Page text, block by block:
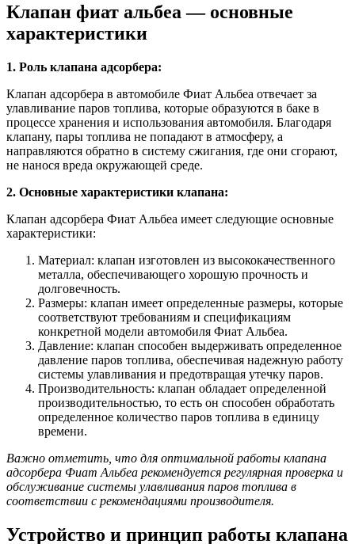
Клапан фиат альбеа — основные
характеристики
1. Роль клапана адсорбера:
Клапан адсорбера в автомобиле Фиат Альбеа отвечает за
улавливание паров топлива, которые образуются в баке в
процессе хранения и использования автомобиля. Благодаря
клапану, пары топлива не попадают в атмосферу, а
направляются обратно в систему сжигания, где они сгорают,
не нанося вреда окружающей среде.
2. Основные характеристики клапана:
Клапан адсорбера Фиат Альбеа имеет следующие основные
характеристики:
Материал: клапан изготовлен из высококачественного
металла, обеспечивающего хорошую прочность и
долговечность.
Размеры: клапан имеет определенные размеры, которые
соответствуют требованиям и спецификациям
конкретной модели автомобиля Фиат Альбеа.
Давление: клапан способен выдерживать определенное
давление паров топлива, обеспечивая надежную работу
системы улавливания и предотвращая утечку паров.
Производительность: клапан обладает определенной
производительностью, то есть он способен обработать
определенное количество паров топлива в единицу
времени.
Важно отметить, что для оптимальной работы клапана
адсорбера Фиат Альбеа рекомендуется регулярная проверка и
обслуживание системы улавливания паров топлива в
соответствии с рекомендациями производителя.
Устройство и принцип работы клапана